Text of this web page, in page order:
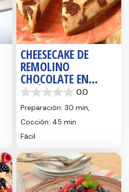
CHEESECAKE DE
REMOLINO
CHOCOLATE EN
TRIÁNGULOS0.0
0.0
de
estrellas.
Preparación: 30 min,
Cocción: 45 min
Fácil